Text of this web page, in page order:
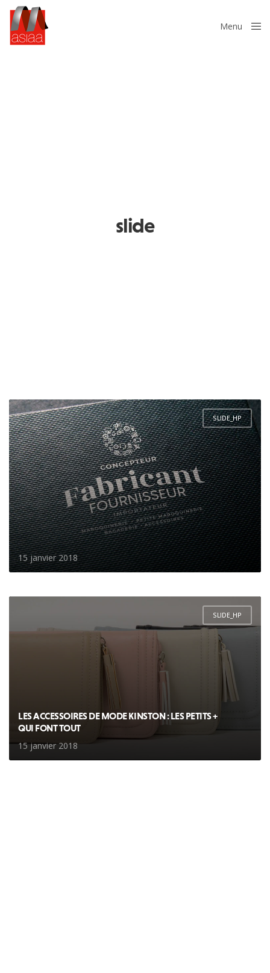
Menu
slide
SLIDE_HP
15 janvier 2018
SLIDE_HP
LES ACCESSOIRES DE MODE KINSTON : LES PETITS +
QUI FONT TOUT
15 janvier 2018